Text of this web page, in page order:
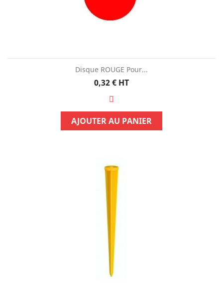
Disque ROUGE Pour...
Prix
0,32 € HT
AJOUTER AU PANIER